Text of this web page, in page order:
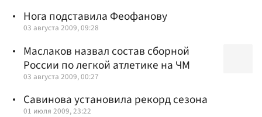
Нога подставила Феофанову
03 августа 2009, 09:28
Маслаков назвал состав сборной
России по легкой атлетике на ЧМ
03 августа 2009, 00:27
Савинова установила рекорд сезона
01 июля 2009, 23:22